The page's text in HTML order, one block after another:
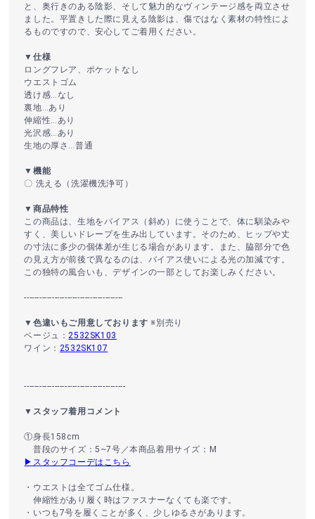
と、奥行きのある陰影、そして魅力的なヴィンテージ感を両立させ
ました。平置きした際に見える陰影は、傷ではなく素材の特性によ
るものですので、安心してご着用ください。
▼仕様
ロングフレア、ポケットなし
ウエストゴム
透け感…なし
裏地…あり
伸縮性…あり
光沢感…あり
生地の厚さ…普通
▼機能
〇 洗える（洗濯機洗浄可）
▼商品特性
この商品は、生地をバイアス（斜め）に使うことで、体に馴染みや
すく、美しいドレープを生み出しています。そのため、ヒップや丈
の寸法に多少の個体差が生じる場合があります。また、脇部分で色
の見え方が前後で異なるのは、バイアス使いによる光の加減です。
この独特の風合いも、デザインの一部としてお楽しみください。
---------------------------------------
▼色違いもご用意しております ※別売り
ベージュ：2532SK103
ワイン： 2532SK107
----------------------------------------
▼スタッフ着用コメント
①身長158cm
普段のサイズ：5~7号／本商品着用サイズ：M
▶スタッフコーデはこちら
・ウエストは全てゴム仕様。
伸縮性があり履く時はファスナーなくても楽です。
・いつも7号を履くことが多く、少しゆるさがあります。